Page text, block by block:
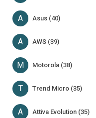
A Asus (40)
A AWS (39)
M Motorola (38)
T Trend Micro (35)
A Attiva Evolution (35)